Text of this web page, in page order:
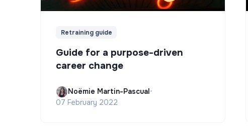
Retraining guide
Guide for a purpose-driven
career change
Noëmie Martin-Pascual•
07 February 2022